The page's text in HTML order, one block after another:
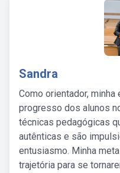
Sandra
Como orientador,
progresso dos alunos
técnicas pedagógicas
autênticas e são
entusiasmo. Minha
trajetória para se